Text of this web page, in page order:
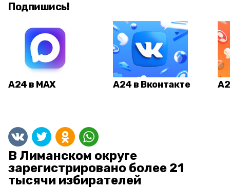
Подпишись!
А24 в MAX А24 в Вконтакте
В Лиманском округе
зарегистрировано более 21
тысячи избирателей